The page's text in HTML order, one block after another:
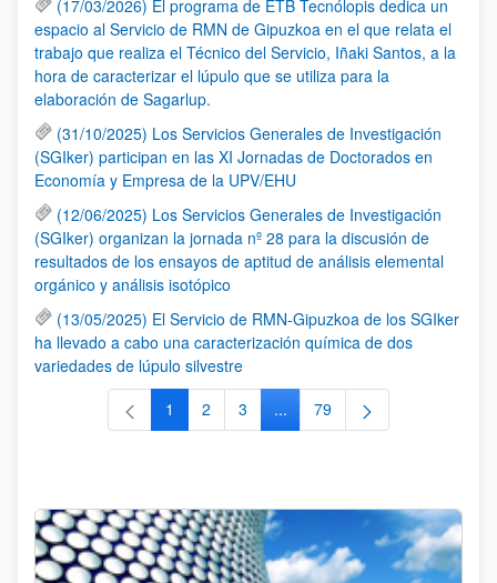
(17/03/2026) El programa de ETB Tecnólopis dedica un
espacio al Servicio de RMN de Gipuzkoa en el que relata el
trabajo que realiza el Técnico del Servicio, Iñaki Santos, a la
hora de caracterizar el lúpulo que se utiliza para la
elaboración de Sagarlup.
(31/10/2025) Los Servicios Generales de Investigación
(SGIker) participan en las XI Jornadas de Doctorados en
Economía y Empresa de la UPV/EHU
(12/06/2025) Los Servicios Generales de Investigación
(SGIker) organizan la jornada nº 28 para la discusión de
resultados de los ensayos de aptitud de análisis elemental
orgánico y análisis isotópico
(13/05/2025) El Servicio de RMN-Gipuzkoa de los SGIker
ha llevado a cabo una caracterización química de dos
variedades de lúpulo silvestre
Página
1 Página
2 Página
3 ...Páginas intermedias Use TAB
Página
79